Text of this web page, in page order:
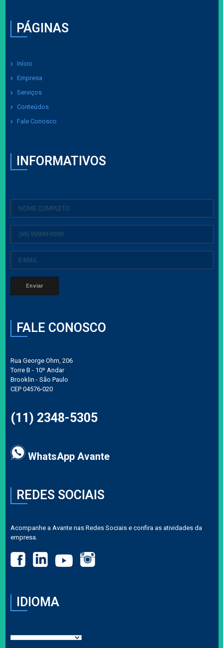
PÁGINAS
Início
Empresa
Serviços
Conteúdos
Fale Conosco
INFORMATIVOS
FALE CONOSCO
Rua George Ohm, 206
Torre B - 10º Andar
Brooklin - São Paulo
CEP 04576-020
(11) 2348-5305
WhatsApp Avante
REDES SOCIAIS
Acompanhe a Avante nas Redes Sociais e confira as atividades da
empresa.
IDIOMA